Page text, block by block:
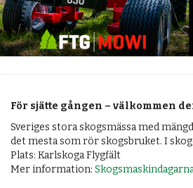
För sjätte gången – välkommen
Sveriges stora skogsmässa med
det mesta som rör skogsbruket. I
Plats: Karlskoga Flygfält
Mer information: